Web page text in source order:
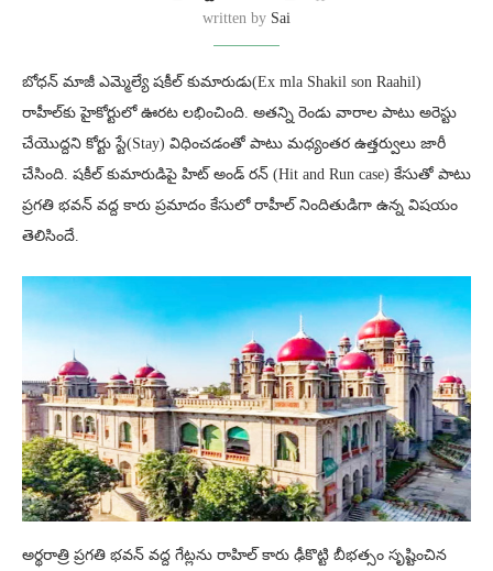
written by Sai
బోధన్ మాజీ ఎమ్మెల్యే షకీల్ కుమారుడు(Ex mla Shakil son Raahil)
రాహీల్‌కు హైకోర్టులో ఊరట లభించింది. అతన్ని రెండు వారాల పాటు అరెస్టు
చేయొద్దని కోర్టు స్టే(Stay) విధించడంతో పాటు మధ్యంతర ఉత్తర్వులు జారీ
చేసింది. షకీల్ కుమారుడిపై హిట్ అండ్ రన్ (Hit and Run case) కేసుతో పాటు
ప్రగతి భవన్ వద్ద కారు ప్రమాదం కేసులో రాహీల్ నిందితుడిగా ఉన్న విషయం
తెలిసిందే.
అర్థరాత్రి ప్రగతి భవన్ వద్ద గేట్లను రాహిల్ కారు ఢీకొట్టి బీభత్సం సృష్టించిన